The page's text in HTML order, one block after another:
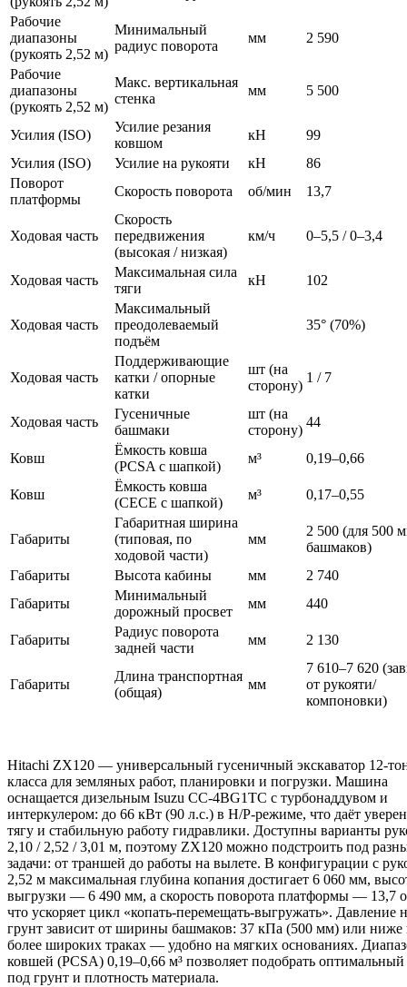
Рабочие
диапазоны
(рукоять 2,52 м)
Минимальный
радиус поворота
мм 2 590
Рабочие
диапазоны
(рукоять 2,52 м)
Макс. вертикальная
стенка
мм 5 500
Усилия (ISO)
Усилие резания
ковшом
кН
99
Усилия (ISO)
Усилие на рукояти кН
86
Поворот
платформы
Скорость поворота об/мин 13,7
Ходовая часть
Скорость
передвижения
(высокая / низкая)
км/ч 0–5,5 / 0–3,4
Ходовая часть
Максимальная сила
тяги
кН 102
Ходовая часть
Максимальный
преодолеваемый
подъём
35° (70%)
Ходовая часть
Поддерживающие
катки / опорные
катки
шт (на
сторону)
1 / 7
Ходовая часть
Гусеничные
башмаки
шт (на
сторону)
44
Ковш
Ёмкость ковша
(PCSA с шапкой)
м³ 0,19–0,66
Ковш
Ёмкость ковша
(CECE с шапкой)
м³ 0,17–0,55
Габариты
Габаритная ширина
(типовая, по
ходовой части)
мм
2 500 (для 500
башмаков)
Габариты
Высота кабины мм
2 740
Габариты
Минимальный
дорожный просвет
мм 440
Габариты
Радиус поворота
задней части
мм 2 130
Габариты
Длина транспортная
(общая)
мм
7 610–7 620
от рукояти/
компоновки)
Hitachi ZX120 — универсальный гусеничный экскаватор 12-
класса для земляных работ, планировки и погрузки. Машина
оснащается дизельным Isuzu CC-4BG1TC с турбонаддувом и
интеркулером: до 66 кВт (90 л.с.) в H/P-режиме, что даёт
тягу и стабильную работу гидравлики. Доступны варианты
2,10 / 2,52 / 3,01 м, поэтому ZX120 можно подстроить под
задачи: от траншей до работы на вылете. В конфигурации с
2,52 м максимальная глубина копания достигает 6 060 мм,
выгрузки — 6 490 мм, а скорость поворота платформы — 13,7
что ускоряет цикл «копать-перемещать-выгружать». Давление
грунт зависит от ширины башмаков: 37 кПа (500 мм) или ниже
более широких траках — удобно на мягких основаниях.
ковшей (PCSA) 0,19–0,66 м³ позволяет подобрать
под грунт и плотность материала.